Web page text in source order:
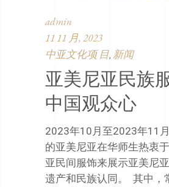
admin
11 11 月, 2023
中亚文化项 目 新闻
亚美尼亚民族
中国观众心
2023年10月至2023年11
的亚美尼亚在华师生热衷
亚民间服饰来展示亚美尼
遗产和民族认同。 其中，